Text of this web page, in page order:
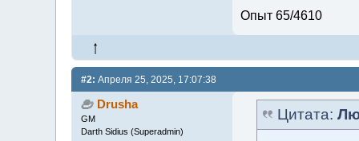
Опыт 65/4610
#2: Апреля 25, 2025, 17:07:38
Drusha
GM
Darth Sidius (Superadmin)
Цитата: